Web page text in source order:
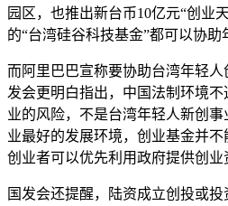
园区，也推出新台币10亿元“创业
的“台湾硅谷科技基金”都可以协助
而阿里巴巴宣称要协助台湾年轻
发会更明白指出，中国法制环境
业的风险，不是台湾年轻人新创
业最好的发展环境，创业基金并
创业者可以优先利用政府提供创业
国发会还提醒，陆资成立创投或